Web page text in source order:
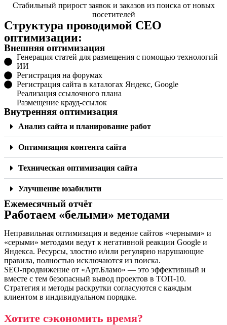
Стабильный прирост заявок и заказов из поиска от новых
посетителей
Структура проводимой СЕО
оптимизации:
Внешняя оптимизация
Генерация статей для размещения с помощью технологий
ИИ
Регистрация на форумах
Регистрация сайта в каталогах Яндекс, Google
Реализация ссылочного плана
Размещение крауд-ссылок
Внутренняя оптимизация
Анализ сайта и планирование работ
Оптимизация контента сайта
Техническая оптимизация сайта
Улучшение юзабилити
Ежемесячный отчёт
Работаем «белыми» методами
Неправильная оптимизация и ведение сайтов «черными» и
«серыми» методами ведут к негативной реакции Google и
Яндекса. Ресурсы, злостно и/или регулярно нарушающие
правила, полностью исключаются из поиска.
SEO-продвижение от «Арт.Бламо» — это эффективный и
вместе с тем безопасный вывод проектов в ТОП-10.
Стратегия и методы раскрутки согласуются с каждым
клиентом в индивидуальном порядке.
Хотите сэкономить время?